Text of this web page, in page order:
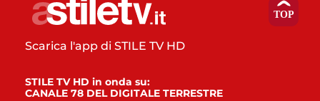
Scarica l'app di STILE TV HD
STILE TV HD in onda su:
CANALE 78 DEL DIGITALE TERRESTRE